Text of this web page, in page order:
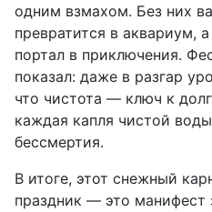
одним взмахом. Без них
превратится в аквариум,
портал в приключения.
показал: даже в разгар
что чистота — ключ к
каждая капля чистой
бессмертия.
В итоге, этот снежный
праздник — это манифест